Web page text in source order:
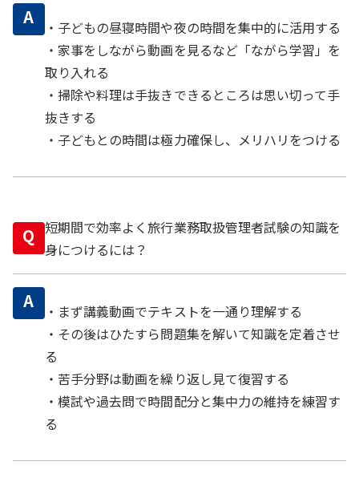
A
・子どもの昼寝時間や夜の時間を集中的に活用する
・家事をしながら動画を見るなど「ながら学習」を
取り入れる
・掃除や料理は手抜きできるところは思い切って手
抜きする
・子どもとの時間は極力確保し、メリハリをつける
Q
短期間で効率よく旅行業務取扱管理者試験の知識を
身につけるには？
A
・まず講義動画でテキストを一通り理解する
・その後はひたすら問題集を解いて知識を定着させ
る
・苦手分野は動画を繰り返し見て復習する
・模試や過去問で時間配分と集中力の維持を練習す
る